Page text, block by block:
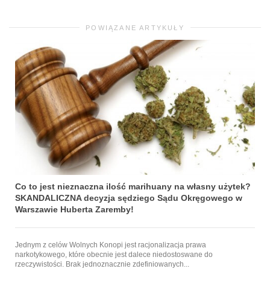
POWIĄZANE ARTYKUŁY
Co to jest nieznaczna ilość marihuany na własny użytek?
SKANDALICZNA decyzja sędziego Sądu Okręgowego w
Warszawie Huberta Zaremby!
Jednym z celów Wolnych Konopi jest racjonalizacja prawa
narkotykowego, które obecnie jest dalece niedostoswane do
rzeczywistości. Brak jednoznacznie zdefiniowanych...